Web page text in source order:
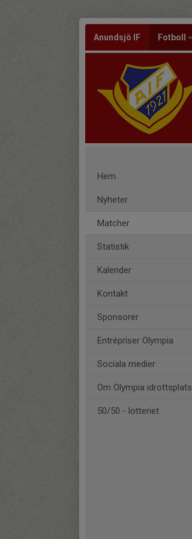
Anundsjö IF Fotboll
Hem
Nyheter
Matcher
Statistik
Kalender
Kontakt
Sponsorer
Entrépriser Olympia
Sociala medier
Om Olympia idrottsplats
50/50 - lotteriet